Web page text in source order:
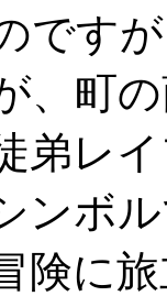
です
、町
弟レ
ンボ
険に